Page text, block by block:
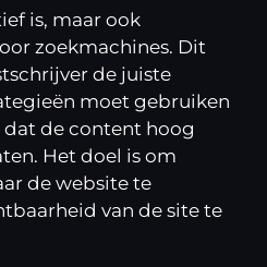
is, maar ook
zoekmachines. Dit
de juiste
moet gebruiken
de content hoog
Het doel is om
de website te
van de site te